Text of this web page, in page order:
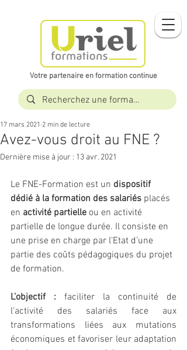
Votre partenaire en formation continue​​
Avez-vous droit au FNE ?
17 mars 2021 2 min de lecture
Dernière mise à jour : 13 avr. 2021
Le FNE-Formation est un dispositif
dédié à la formation des salariés placés
en activité partielle ou en activité
partielle de longue durée. Il consiste en
une prise en charge par l’Etat d’une
partie des coûts pédagogiques du projet
de formation.
L’objectif : faciliter la continuité de
l’activité des salariés face aux
transformations liées aux mutations
économiques et favoriser leur adaptation